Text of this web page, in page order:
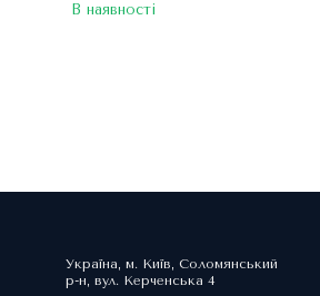
В наявності
Україна, м. Київ, Соломянський
р-н, вул. Керченська 4